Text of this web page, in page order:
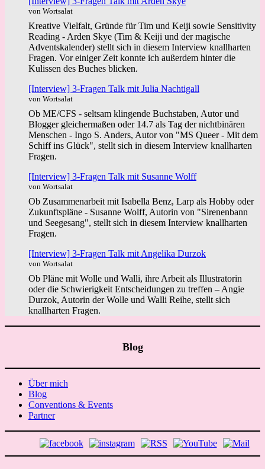
von Wortsalat
Kreative Vielfalt, Gründe für Tim und Keiji sowie Sensitivity
Reading - Arden Skye (Tim & Keiji und der magische
Adventskalender) stellt sich in diesem Interview knallharten
Fragen. Vor einiger Zeit konnte ich außerdem hinter die
Kulissen des Buches blicken.
[Interview] 3-Fragen Talk mit Julia Nachtigall
von Wortsalat
Ob ME/CFS - seltsam klingende Buchstaben, Autor und
Blogger gleichermaßen oder 14.7 als Tag der nichtbinären
Menschen - Ingo S. Anders, Autor von "MS Queer - Mit dem
Schiff ins Glück", stellt sich in diesem Interview knallharten
Fragen.
[Interview] 3-Fragen Talk mit Susanne Wolff
von Wortsalat
Ob Zusammenarbeit mit Isabella Benz, Larp als Hobby oder
Zukunftspläne - Susanne Wolff, Autorin von "Sirenenbann
und Seegesang", stellt sich in diesem Interview knallharten
Fragen.
[Interview] 3-Fragen Talk mit Angelika Durzok
von Wortsalat
Ob Pläne mit Wolle und Walli, ihre Arbeit als Illustratorin
oder die Schwierigkeit Entscheidungen zu treffen – Angie
Durzok, Autorin der Wolle und Walli Reihe, stellt sich
knallharten Fragen.
Blog
Über mich
Blog
Conventions & Events
Partner